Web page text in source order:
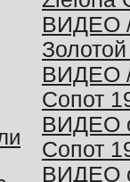
ВИДЕО
ВИДЕО
Сопот
ВИДЕО
Сопот
ВИДЕО